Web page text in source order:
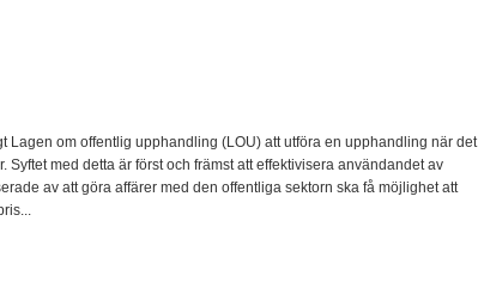
Lagen om offentlig upphandling (LOU) att utföra en upphandling när det
Syftet med detta är först och främst att effektivisera användandet av
av att göra affärer med den offentliga sektorn ska få möjlighet att